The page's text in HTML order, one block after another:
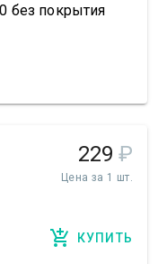
без покрытия
229 ₽
Цена за 1 шт.
КУПИТЬ